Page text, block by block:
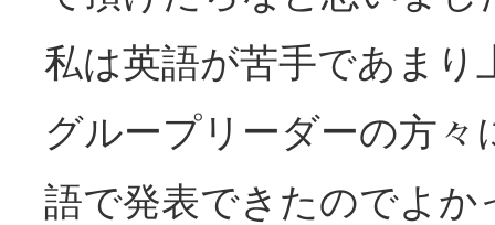
私は英語が苦手であま
グループリーダーの方
語で発表できたのでよ